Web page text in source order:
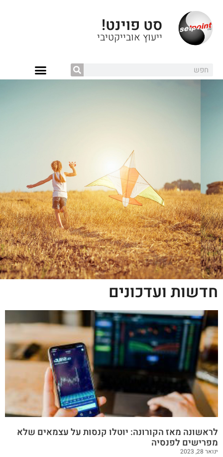
סט פוינט!
ייעוץ אובייקטיבי
חדשות ועדכונים
לראשונה מאז הקורונה: יוטלו קנסות על עצמאים שלא
מפרישים לפנסיה
ינואר 28, 2023